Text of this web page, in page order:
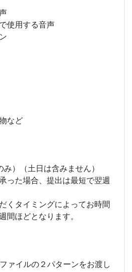
使用する音声
など
）（土日は含みません）
った場合、提出は最短で翌週
くタイミングによってお時間
間ほどとなります。
ァイルの２パターンをお渡し